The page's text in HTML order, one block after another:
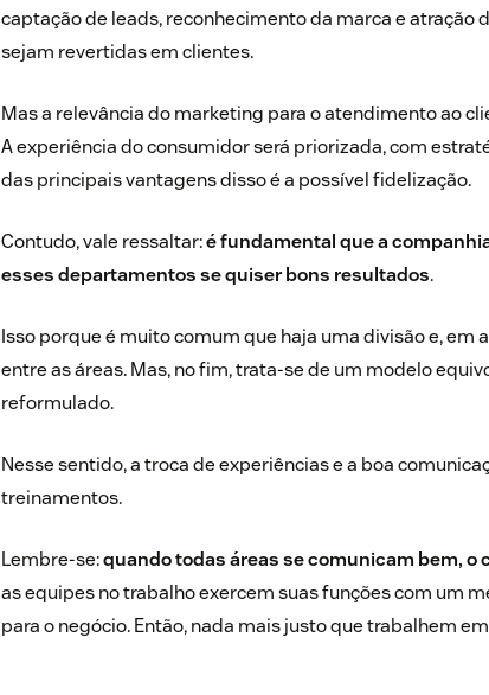
captação de leads, reconhecimento da marca e atração
sejam revertidas em clientes.
Mas a relevância domarketing para o atendimento ao
A experiência do consumidor será priorizada, com
das principais vantagens disso é a possível fidelização.
Contudo, vale ressaltar:é fundamental que a
esses departamentos se quiser bons resultados.
Isso porque é muito comum que haja uma divisão e, em
entre as áreas. Mas, no fim, trata-se de um modelo
reformulado.
Nesse sentido, a troca de experiências e a boa
treinamentos.
Lembre-se:quando todas áreas se comunicam bem, o
as equipes no trabalho exercem suas funções com um
para o negócio. Então, nada mais justo que trabalhem